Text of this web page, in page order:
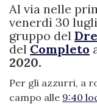
Al via nelle
venerdì 30
gruppo del
del Completo
2020.
Per gli azzurri, a
campo alle 9:40